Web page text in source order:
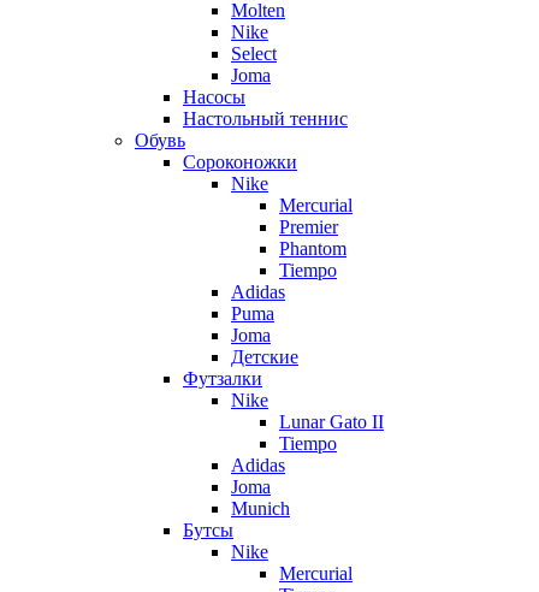
Molten
Nike
Select
Joma
Насосы
Настольный теннис
Обувь
Сороконожки
Nike
Mercurial
Premier
Phantom
Tiempo
Adidas
Puma
Joma
Детские
Футзалки
Nike
Lunar Gato II
Tiempo
Adidas
Joma
Munich
Бутсы
Nike
Mercurial